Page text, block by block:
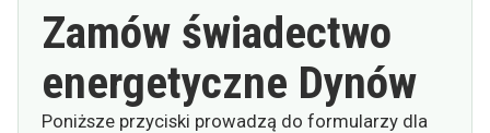
Zamów świadectwo
energetyczne Dynów
Poniższe przyciski prowadzą do formularzy dla